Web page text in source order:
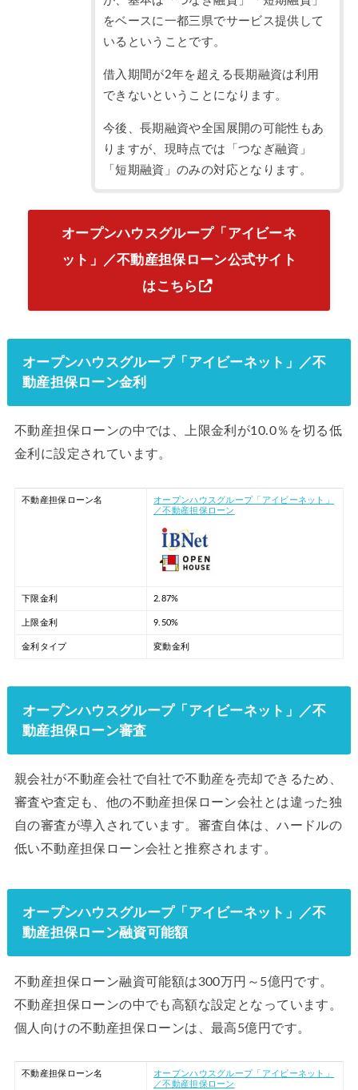
をベースに一都三県でサービス提供して
いるということです。
借入期間が2年を超える長期融資は利用
できないということになります。
今後、長期融資や全国展開の可能性もあ
りますが、現時点では「つなぎ融資」
「短期融資」のみの対応となります。
オープンハウスグループ「アイビーネ
ット」／不動産担保ローン公式サイト
はこちら
オープンハウスグループ「アイビーネット」／不
動産担保ローン金利
不動産担保ローンの中では、上限金利が10.0％を切る低
金利に設定されています。
不動産担保ローン名
オープンハウスグループ「アイビーネット」
／不動産担保ローン
下限金利 2.87%
上限金利 9.50%
金利タイプ 変動金利
オープンハウスグループ「アイビーネット」／不
動産担保ローン審査
親会社が不動産会社で自社で不動産を売却できるため、
審査や査定も、他の不動産担保ローン会社とは違った独
自の審査が導入されています。審査自体は、ハードルの
低い不動産担保ローン会社と推察されます。
オープンハウスグループ「アイビーネット」／不
動産担保ローン融資可能額
不動産担保ローン融資可能額は300万円～5億円です。
不動産担保ローンの中でも高額な設定となっています。
個人向けの不動産担保ローンは、最高5億円です。
不動産担保ローン名
オープンハウスグループ「アイビーネット」
／不動産担保ローン